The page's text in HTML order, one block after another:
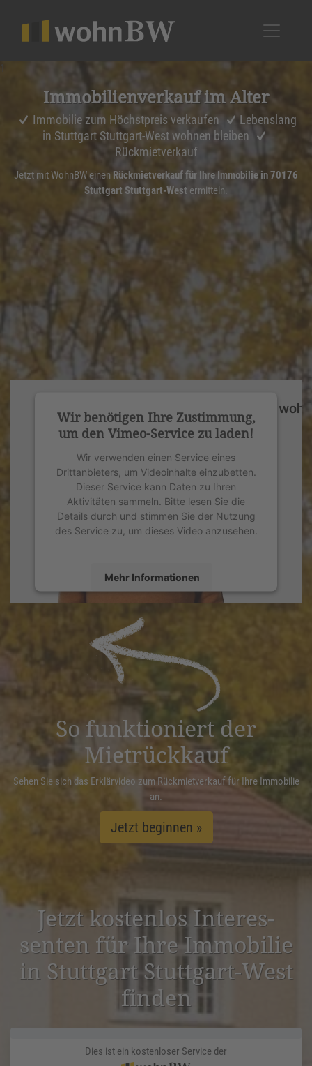
Immobi­li­en­ver­kauf im Alter
Immobilie zum Höchstpreis verkaufen
Lebenslang
in Stuttgart Stuttgart-West wohnen bleiben
Rückmietverkauf
Jetzt mit WohnBW einen Rückmietverkauf für Ihre Immobilie in 70176
Stuttgart Stuttgart-West ermitteln.
Wir benötigen Ihre Zustimmung,
um den Vimeo-Service zu laden!
Wir verwenden einen Service eines
Drittanbieters, um Videoinhalte einzubetten.
Dieser Service kann Daten zu Ihren
Aktivitäten sammeln. Bitte lesen Sie die
Details durch und stimmen Sie der Nutzung
des Service zu, um dieses Video anzusehen.
Mehr Informationen
powered by
Management Platform
So funktioniert der
Mietrückkauf
Sehen Sie sich das Erklärvideo zum Rückmietverkauf für Ihre Immobilie
an.
Jetzt beginnen »
Jetzt kostenlos Inter­es­
senten für Ihre Immobilie
in Stuttgart Stuttgart-West
finden
Dies ist ein kostenloser Service der